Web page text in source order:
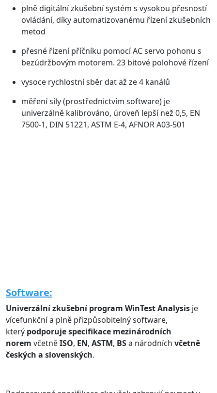
plně digitální zkušební systém s vysokou přesností
ovládání, díky automatizovanému řízení zkušebních
metod
přesné řízení příčníku pomocí AC servo pohonu s
bezúdržbovým motorem. 23 bitové polohové řízení
vysoce rychlostní sběr dat až ze 4 kanálů
měření síly (prostřednictvím software) je
univerzálně kalibrováno, úroveň lepší než 0,5, EN
7500-1, DIN 51221, ASTM E-4, AFNOR A03-501
Software:
Univerzální zkušební program WinTest Analysis je
vícefunkční a plně přizpůsobitelný software,
který podporuje specifikace mezinárodních
norem včetněISO, EN, ASTM, BSa národních včetně
českých a slovenských.